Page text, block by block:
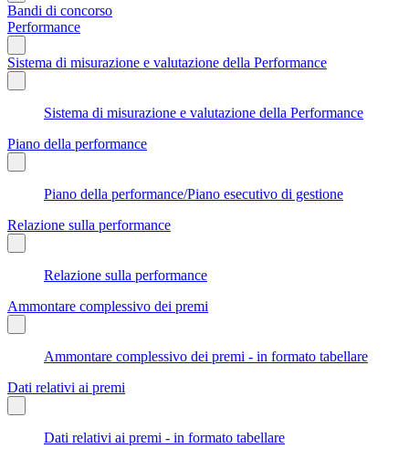
Bandi di concorso
Performance
Sistema di misurazione e valutazione della Performance
Sistema di misurazione e valutazione della Performance
Piano della performance
Piano della performance/Piano esecutivo di gestione
Relazione sulla performance
Relazione sulla performance
Ammontare complessivo dei premi
Ammontare complessivo dei premi - in formato tabellare
Dati relativi ai premi
Dati relativi ai premi - in formato tabellare